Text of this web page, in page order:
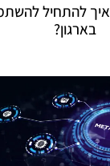
בארגון?